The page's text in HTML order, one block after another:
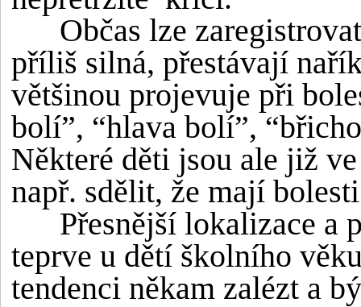
Občas lze
příliš silná, přestávají
většinou projevuje při
bolí”, “hlava bolí”,
Některé děti jsou ale již
např. sdělit, že mají
Přesnější lokalizace a
teprve u dětí školního
tendenci někam zalézt a